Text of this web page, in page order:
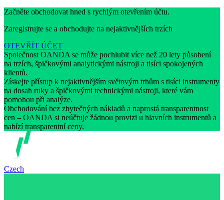
Začněte obchodovat hned s rychlým otevřením účtu.
Zaregistrujte se a obchodujte na nejaktivnějších trzích
OTEVŘÍT ÚČET
Společnost OANDA se může pochlubit více než 20 lety působení
na trzích, špičkovými analytickými nástroji a tisíci spokojených
klientů.
Získejte přístup k nejaktivnějším světovým trhům s tisíci instrumenty
na dosah ruky a špičkovými technickými nástroji, které vám
pomohou při analýze.
Obchodování bez zbytečných nákladů a naprostá transparentnost
cen – OANDA si neúčtuje žádnou provizi u hlavních instrumentů a
nabízí transparentní ceny.
Czech